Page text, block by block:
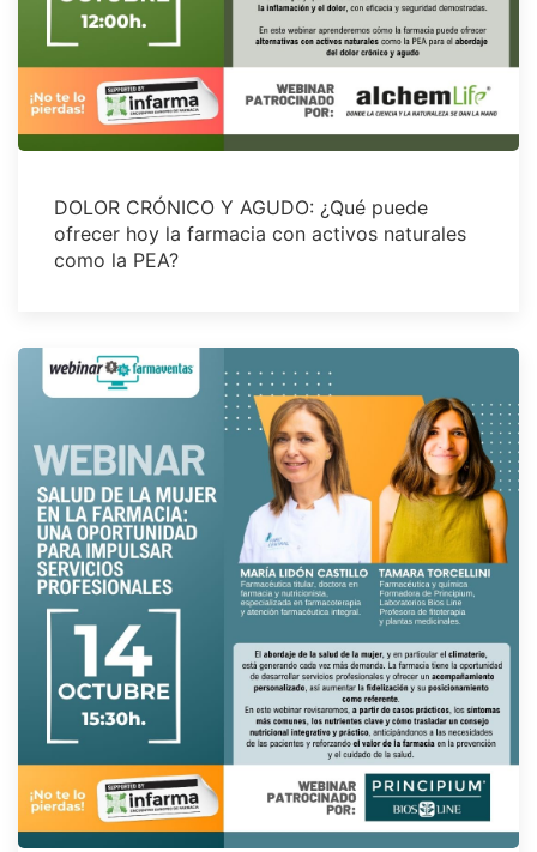
DOLOR CRÓNICO Y AGUDO: ¿Qué puede
ofrecer hoy la farmacia con activos naturales
como la PEA?